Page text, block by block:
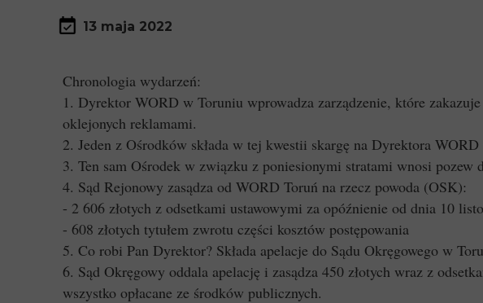
13 maja 2022
Chronologia wydarzeń:
1. Dyrektor WORD w Toruniu wprowadza zarządzenie, które
oklejonych reklamami.
2. Jeden z Ośrodków składa w tej kwestii skargę na Dyrektora
3. Ten sam Ośrodek w związku z poniesionymi stratami wnosi pozew
4. Sąd Rejonowy zasądza od WORD Toruń na rzecz powoda (OSK):
- 2 606 złotych z odsetkami ustawowymi za opóźnienie od dnia 10
- 608 złotych tytułem zwrotu części kosztów postępowania
5. Co robi Pan Dyrektor? Składa apelacje do Sądu Okręgowego w
6. Sąd Okręgowy oddala apelację i zasądza 450 złotych wraz z
wszystko opłacane ze środków publicznych.